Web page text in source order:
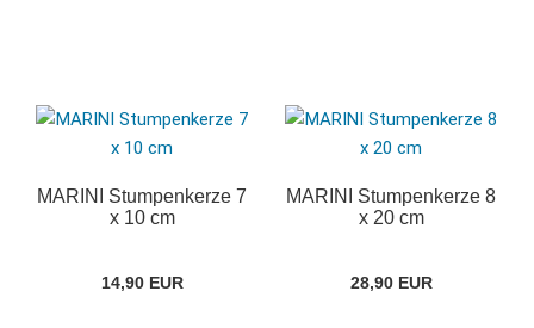
MARINI Stumpenkerze 7
x 10 cm
14,90 EUR
MARINI Stumpenkerze 8
x 20 cm
28,90 EUR